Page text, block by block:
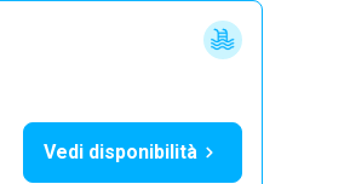
Vedi disponibilità